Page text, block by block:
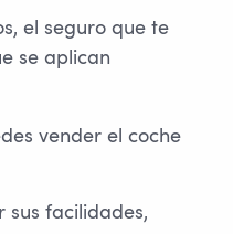
el seguro que te
se aplican
vender el coche
sus facilidades,